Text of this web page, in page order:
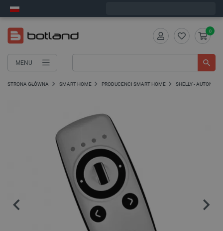
MENU
0
STRONA GŁÓWNA SMART HOME PRODUCENCI SMART HOME SHELLY -